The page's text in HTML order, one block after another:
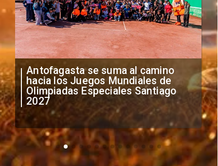
"Falta de profesionalismo": Sifup
anuncia medidas por situación
irregular de futbolistas
extranjeros